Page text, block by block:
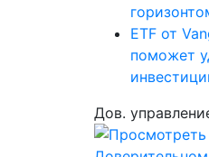
ETF от
поможет
Дов.